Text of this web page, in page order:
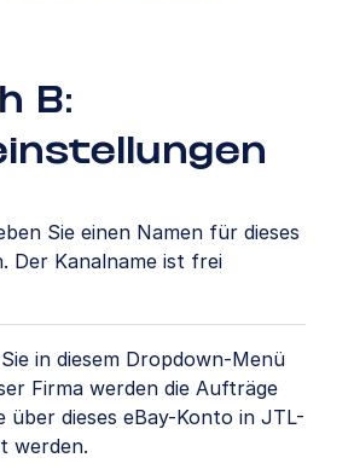
B:
Sie einen Namen für dieses
Der Kanalname ist frei
in diesem Dropdown-Menü
Firma werden die Aufträge
über dieses eBay-Konto in JTL-
werden.